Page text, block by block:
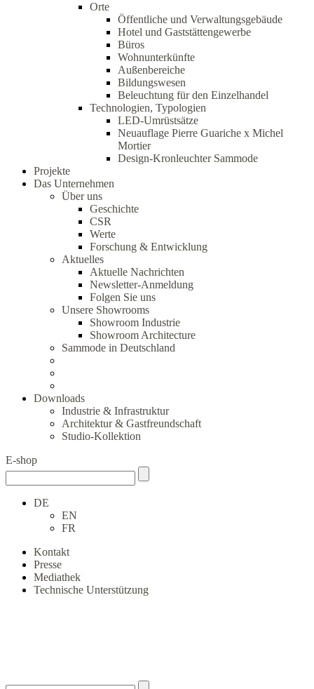
Orte
Öffentliche und Verwaltungsgebäude
Hotel und Gaststättengewerbe
Büros
Wohnunterkünfte
Außenbereiche
Bildungswesen
Beleuchtung für den Einzelhandel
Technologien, Typologien
LED-Umrüstsätze
Neuauflage Pierre Guariche x Michel
Mortier
Design-Kronleuchter Sammode
Projekte
Das Unternehmen
Über uns
Geschichte
CSR
Werte
Forschung & Entwicklung
Aktuelles
Aktuelle Nachrichten
Newsletter-Anmeldung
Folgen Sie uns
Unsere Showrooms
Showroom Industrie
Showroom Architecture
Sammode in Deutschland
Downloads
Industrie & Infrastruktur
Architektur & Gastfreundschaft
Studio-Kollektion
E-shop
DE
EN
FR
Kontakt
Presse
Mediathek
Technische Unterstützung